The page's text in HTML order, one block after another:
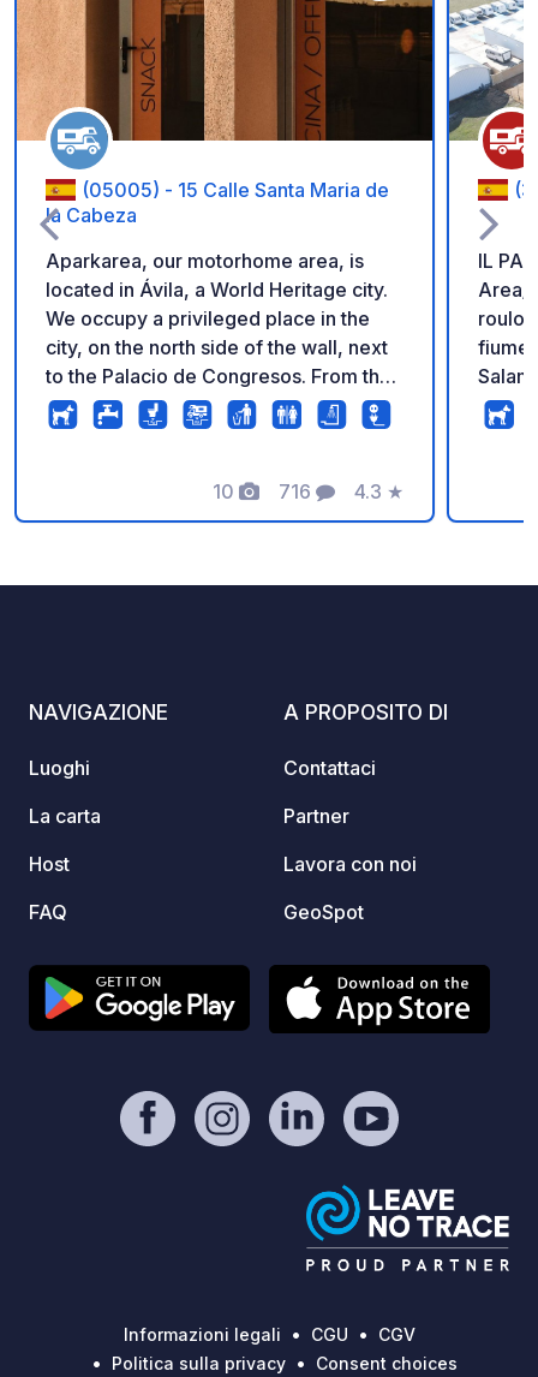
Aggiungi ai tuoi
(05005) - 15 Calle Santa Maria de
la Cabeza
Aparkarea, our motorhome area, is
located in Ávila, a World Heritage city.
We occupy a privileged place in the
city, on the north side of the wall, next
to the Palacio de Congresos. From the
car park, you can enjoy one of the most
fascinating views of the wall. Our car
necessary amenities to make your stay
unforgettable.
10
Foto
716
Commenti
4.3
Valutazione
★
IL
Area/
fiume
punti
di cui
NAVIGAZIONE
Luoghi
La carta
Host
FAQ
A PROPOSITO DI
Contattaci
Partner
Lavora con noi
GeoSpot
Informazioni legali CGU
CGV
Politica sulla privacy
Consent choices